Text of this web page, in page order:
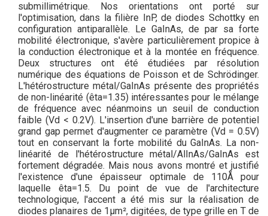
submillimétrique. Nos orientations ont porté sur
l'optimisation, dans la filière InP, de diodes Schottky en
configuration antiparallèle. Le GaInAs, de par sa forte
mobilité électronique, s'avère particulièrement propice à
la conduction électronique et à la montée en fréquence.
Deux structures ont été étudiées par résolution
numérique des équations de Poisson et de Schrödinger.
L'hétérostructure métal/GaInAs présente des propriétés
de non-linéarité (êta=1.35) intéressantes pour le mélange
de fréquence avec néanmoins un seuil de conduction
faible (Vd < 0.2V). L'insertion d'une barrière de potentiel
grand gap permet d'augmenter ce paramètre (Vd = 0.5V)
tout en conservant la forte mobilité du GaInAs. La non-
linéarité de l'hétérostructure métal/AlInAs/GaInAs est
fortement dégradée. Mais nous avons montré et justifié
l'existence d'une épaisseur optimale de 110Å pour
laquelle êta=1.5. Du point de vue de l'architecture
technologique, l'accent a été mis sur la réalisation de
diodes planaires de 1µm², digitées, de type grille en T de